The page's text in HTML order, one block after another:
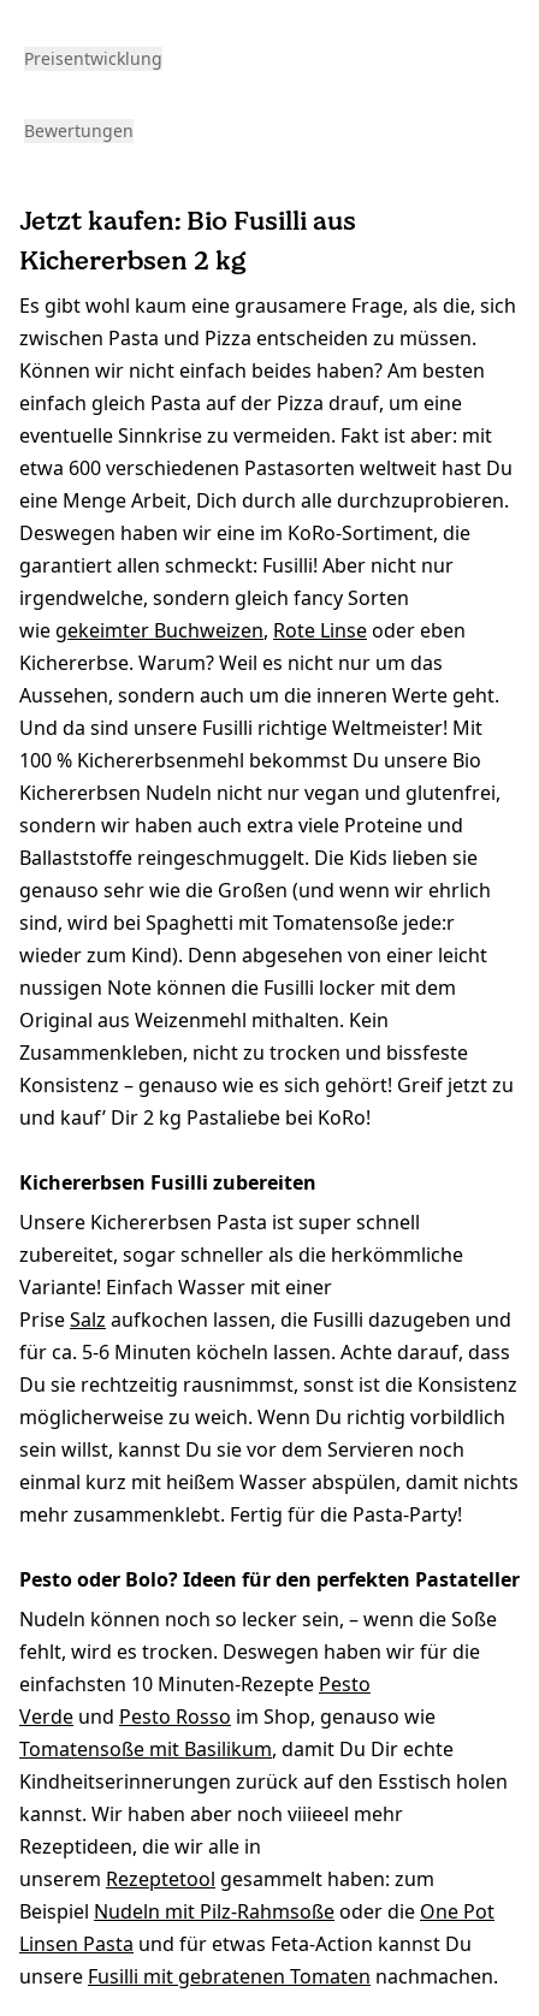
Preisentwicklung
Bewertungen
Jetzt kaufen: Bio Fusilli aus
Kichererbsen 2 kg
Es gibt wohl kaum eine grausamere Frage, als die, sich
zwischen Pasta und Pizza entscheiden zu müssen.
Können wir nicht einfach beides haben? Am besten
einfach gleich Pasta auf der Pizza drauf, um eine
eventuelle Sinnkrise zu vermeiden. Fakt ist aber: mit
etwa 600 verschiedenen Pastasorten weltweit hast Du
eine Menge Arbeit, Dich durch alle durchzuprobieren.
Deswegen haben wir eine im KoRo-Sortiment, die
garantiert allen schmeckt: Fusilli! Aber nicht nur
irgendwelche, sondern gleich fancy Sorten
wiegekeimter Buchweizen, Rote Linseoder eben
Kichererbse. Warum? Weil es nicht nur um das
Aussehen, sondern auch um die inneren Werte geht.
Und da sind unsere Fusilli richtige Weltmeister! Mit
100 % Kichererbsenmehl bekommst Du unsere Bio
Kichererbsen Nudeln nicht nur vegan und glutenfrei,
sondern wir haben auch extra viele Proteine und
Ballaststoffe reingeschmuggelt. Die Kids lieben sie
genauso sehr wie die Großen (und wenn wir ehrlich
sind, wird bei Spaghetti mit Tomatensoße jede:r
wieder zum Kind). Denn abgesehen von einer leicht
nussigen Note können die Fusilli locker mit dem
Original aus Weizenmehl mithalten. Kein
Zusammenkleben, nicht zu trocken und bissfeste
Konsistenz – genauso wie es sich gehört! Greif jetzt zu
und kauf’ Dir 2 kg Pastaliebe bei KoRo!
Kichererbsen Fusilli zubereiten
Unsere Kichererbsen Pasta ist super schnell
zubereitet, sogar schneller als die herkömmliche
Variante! Einfach Wasser mit einer
PriseSalz aufkochen lassen, die Fusilli dazugeben und
für ca. 5-6 Minuten köcheln lassen. Achte darauf, dass
Du sie rechtzeitig rausnimmst, sonst ist die Konsistenz
möglicherweise zu weich. Wenn Du richtig vorbildlich
sein willst, kannst Du sie vor dem Servieren noch
einmal kurz mit heißem Wasser abspülen, damit nichts
mehr zusammenklebt. Fertig für die Pasta-Party!
Pesto oder Bolo? Ideen für den perfekten Pastateller
Nudeln können noch so lecker sein, – wenn die Soße
fehlt, wird es trocken. Deswegen haben wir für die
einfachsten 10 Minuten-Rezepte Pesto
Verde und Pesto Rosso im Shop, genauso wie
Tomatensoße mit Basilikum, damit Du Dir echte
Kindheitserinnerungen zurück auf den Esstisch holen
kannst. Wir haben aber noch viiieeel mehr
Rezeptideen, die wir alle in
unserem Rezeptetool gesammelt haben: zum
Beispiel Nudeln mit Pilz-Rahmsoßeoder die One Pot
Linsen Pasta und für etwas Feta-Action kannst Du
unsere Fusilli mit gebratenen Tomaten nachmachen.